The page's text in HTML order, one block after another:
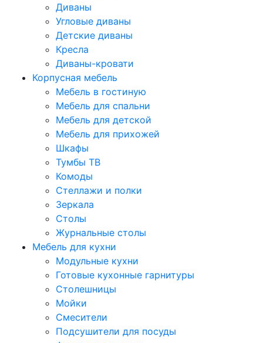
Диваны
Угловые диваны
Детские диваны
Кресла
Диваны-кровати
Корпусная мебель
Мебель в гостиную
Мебель для спальни
Мебель для детской
Мебель для прихожей
Шкафы
Тумбы ТВ
Комоды
Стеллажи и полки
Зеркала
Столы
Журнальные столы
Мебель для кухни
Модульные кухни
Готовые кухонные гарнитуры
Столешницы
Мойки
Смесители
Подсушители для посуды